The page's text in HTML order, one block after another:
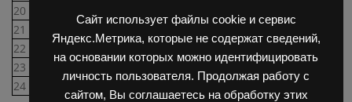
Сайт использует файлы cookie и сервис
Яндекс.Метрика, которые не содержат сведений,
на основании которых можно идентифицировать
личность пользователя. Продолжая работу с
сайтом, Вы соглашаетесь на обработку этих
20
21
Шпилька I М6-6gх30-8.8
22
БДС 833-82 Cd Шайба 2-6Л
23
Гайка М6
24
Уплотнение 1